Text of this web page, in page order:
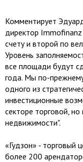
Комментирует
директор
счету и второй по
Уровень
все площади будут
года. Мы по-
одного из
инвестиционные
секторе торговой, но
недвижимости".
«Гудзон» - торговый
более 200